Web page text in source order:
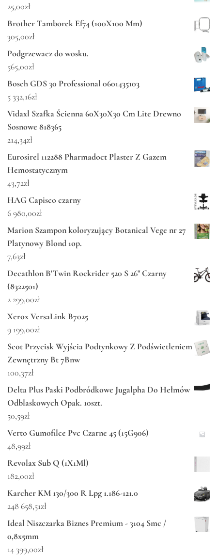
25,00zł
Brother Tamborek Ef74 (100X100 Mm)
305,00zł
Podgrzewacz do wosku.
565,00zł
Bosch GDS 30 Professional 0601435103
5 332,16zł
Vidaxl Szafka Ścienna 60X30X30 Cm Lite Drewno
Sosnowe 818365
214,34zł
Eurosirel 112288 Pharmadoct Plaster Z Gazem
Hemostatycznym
43,72zł
HAG Capisco czarny
6 980,00zł
Marion Szampon koloryzujący Botanical Vege nr 27
Platynowy Blond 1op.
7,63zł
Decathlon B'Twin Rockrider 520 S 26" Czarny
(8322501)
2 299,00zł
Xerox VersaLink B7025
9 199,00zł
Scot Przycisk Wyjścia Podtynkowy Z Podświetleniem
Zewnętrzny Bt 7Bnw
100,37zł
Delta Plus Paski Podbródkowe Jugalpha Do Hełmów
Odblaskowych Opak. 10szt.
50,59zł
Verto Gumofilce Pvc Czarne 45 (15G906)
48,99zł
Revolax Sub Q (1X1Ml)
182,00zł
Karcher KM 130/300 R Lpg 1.186-121.0
248 658,51zł
Ideal Niszczarka Biznes Premium - 3104 Smc /
0,8x5mm
14 399,00zł